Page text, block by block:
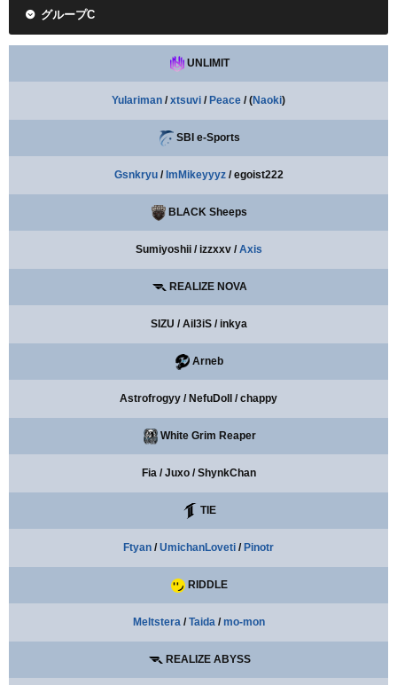
グループC
UNLIMIT
Yulariman /xtsuvi / Peace / (Naoki)
SBI e-Sports
Gsnkryu/ ImMikeyyyz/ egoist222
BLACK Sheeps
Sumiyoshii / izzxxv /Axis
REALIZE NOVA
SIZU / Ail3iS / inkya
Arneb
Astrofrogyy / NefuDoll / chappy
White Grim Reaper
Fia / Juxo / ShynkChan
TIE
Ftyan /UmichanLoveti / Pinotr
RIDDLE
Meltstera /Taida /mo-mon
REALIZE ABYSS